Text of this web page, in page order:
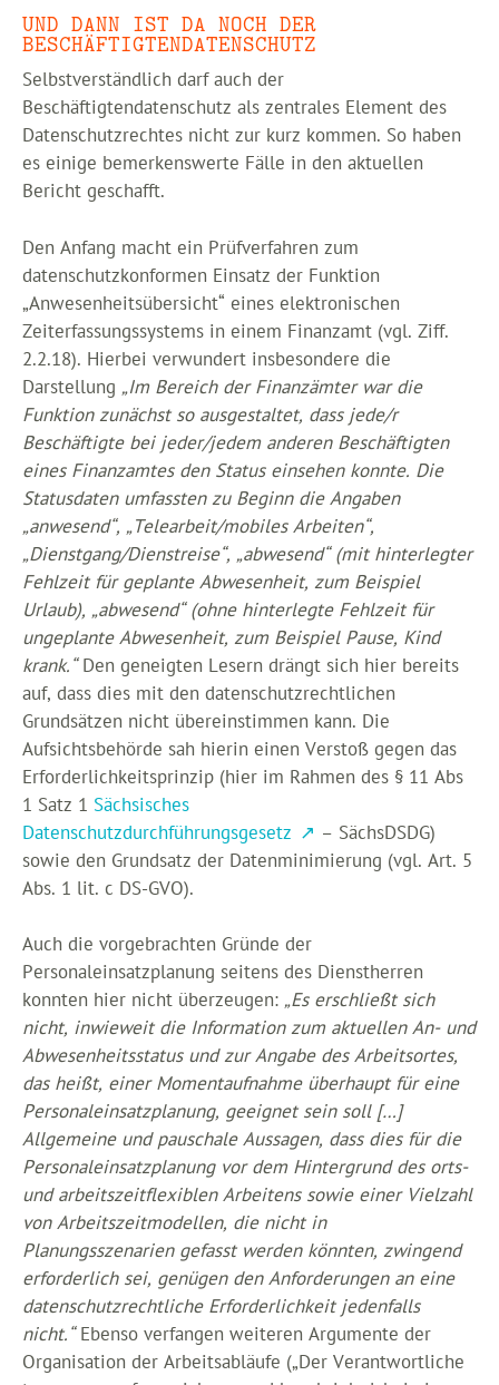
UND DANN IST DA NOCH DER
BESCHÄFTIGTENDATENSCHUTZ
Selbstverständlich darf auch der
Beschäftigtendatenschutz als zentrales Element des
Datenschutzrechtes nicht zur kurz kommen. So haben
es einige bemerkenswerte Fälle in den aktuellen
Bericht geschafft.
Den Anfang macht ein Prüfverfahren zum
datenschutzkonformen Einsatz der Funktion
„Anwesenheitsübersicht“ eines elektronischen
Zeiterfassungssystems in einem Finanzamt (vgl. Ziff.
2.2.18). Hierbei verwundert insbesondere die
Darstellung „Im Bereich der Finanzämter war die
Funktion zunächst so ausgestaltet, dass jede/r
Beschäftigte bei jeder/jedem anderen Beschäftigten
eines Finanzamtes den Status einsehen konnte. Die
Statusdaten umfassten zu Beginn die Angaben
„anwesend“, „Telearbeit/mobiles Arbeiten“,
„Dienstgang/Dienstreise“, „abwesend“ (mit hinterlegter
Fehlzeit für geplante Abwesenheit, zum Beispiel
Urlaub), „abwesend“ (ohne hinterlegte Fehlzeit für
ungeplante Abwesenheit, zum Beispiel Pause, Kind
krank.“Den geneigten Lesern drängt sich hier bereits
auf, dass dies mit den datenschutzrechtlichen
Grundsätzen nicht übereinstimmen kann. Die
Aufsichtsbehörde sah hierin einen Verstoß gegen das
Erforderlichkeitsprinzip (hier im Rahmen des § 11 Abs
1 Satz 1 Sächsisches
Datenschutzdurchführungsgesetz
– SächsDSDG)
sowie den Grundsatz der Datenminimierung (vgl. Art. 5
Abs. 1 lit. c DS-GVO).
Auch die vorgebrachten Gründe der
Personaleinsatzplanung seitens des Dienstherren
konnten hier nicht überzeugen: „Es erschließt sich
nicht, inwieweit die Information zum aktuellen An- und
Abwesenheitsstatus und zur Angabe des Arbeitsortes,
das heißt, einer Momentaufnahme überhaupt für eine
Personaleinsatzplanung, geeignet sein soll […]
Allgemeine und pauschale Aussagen, dass dies für die
Personaleinsatzplanung vor dem Hintergrund des orts-
und arbeitszeitflexiblen Arbeitens sowie einer Vielzahl
von Arbeitszeitmodellen, die nicht in
Planungsszenarien gefasst werden könnten, zwingend
erforderlich sei, genügen den Anforderungen an eine
datenschutzrechtliche Erforderlichkeit jedenfalls
nicht.“Ebenso verfangen weiteren Argumente der
Organisation der Arbeitsabläufe („Der Verantwortliche